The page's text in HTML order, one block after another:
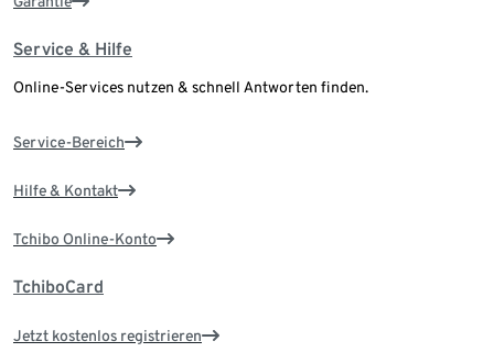
Service & Hilfe
Online-Services nutzen & schnell Antworten finden.
Service-Bereich
Hilfe & Kontakt
Tchibo Online-Konto
TchiboCard
Jetzt kostenlos registrieren